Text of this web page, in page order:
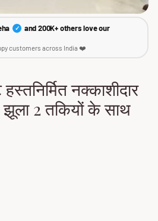
✓
and 200K+ others love our
customers across India ❤️
नक्काशीदार
2 तकियों के साथ